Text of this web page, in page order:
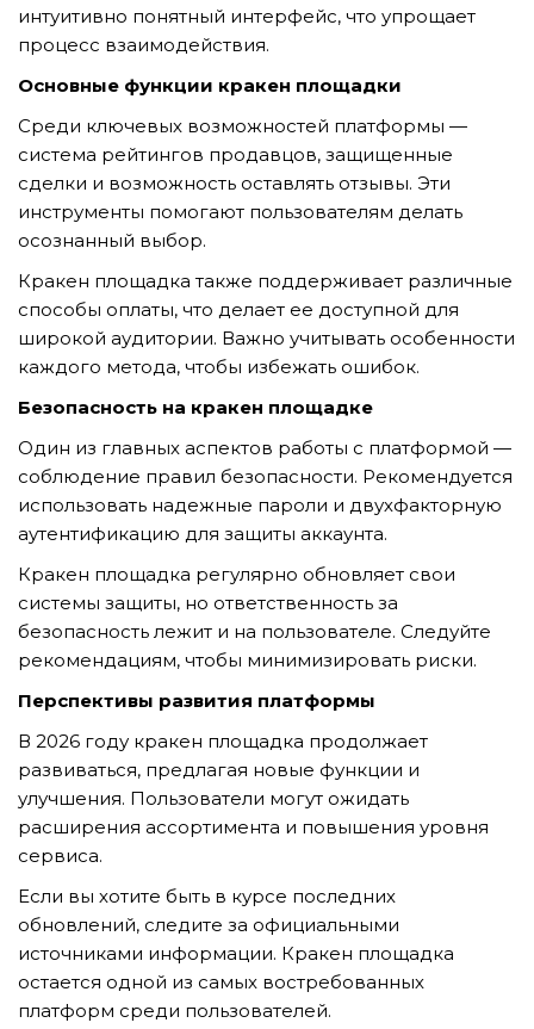
интуитивно понятный интерфейс, что упрощает
процесс взаимодействия.
Основные функции кракен площадки
Среди ключевых возможностей платформы —
система рейтингов продавцов, защищенные
сделки и возможность оставлять отзывы. Эти
инструменты помогают пользователям делать
осознанный выбор.
Кракен площадка также поддерживает различные
способы оплаты, что делает ее доступной для
широкой аудитории. Важно учитывать особенности
каждого метода, чтобы избежать ошибок.
Безопасность на кракен площадке
Один из главных аспектов работы с платформой —
соблюдение правил безопасности. Рекомендуется
использовать надежные пароли и двухфакторную
аутентификацию для защиты аккаунта.
Кракен площадка регулярно обновляет свои
системы защиты, но ответственность за
безопасность лежит и на пользователе. Следуйте
рекомендациям, чтобы минимизировать риски.
Перспективы развития платформы
В 2026 году кракен площадка продолжает
развиваться, предлагая новые функции и
улучшения. Пользователи могут ожидать
расширения ассортимента и повышения уровня
сервиса.
Если вы хотите быть в курсе последних
обновлений, следите за официальными
источниками информации. Кракен площадка
остается одной из самых востребованных
платформ среди пользователей.